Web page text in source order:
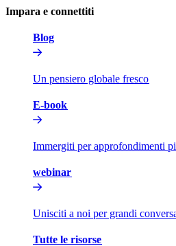
Impara e connettiti​​
Blog​​
Un pensiero globale fresco​​
E-book​​
Immergiti per approfondimenti
webinar​​
Unisciti a noi per grandi
Tutte le risorse​​